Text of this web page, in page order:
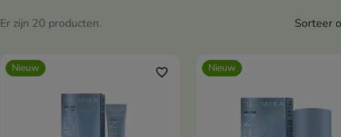
Er zijn 20 producten. Sorteer
Nieuw favorite_border Nieuw